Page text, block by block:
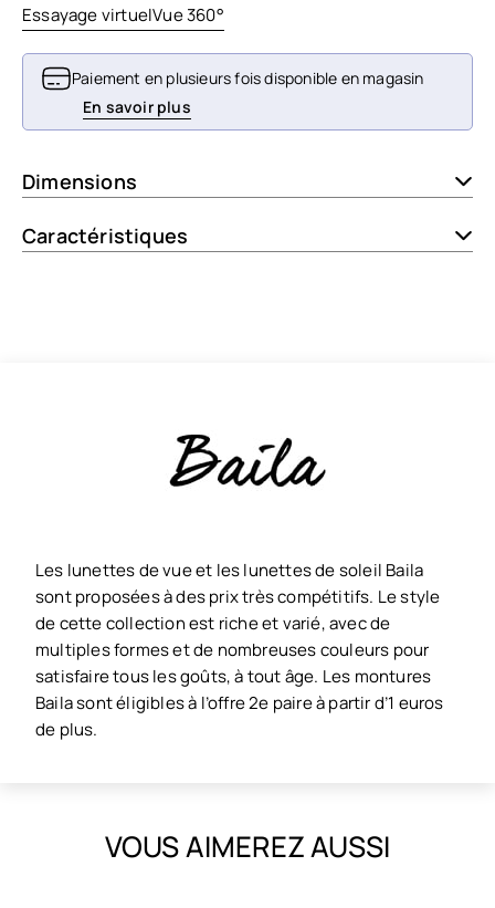
Essayage virtuelVue 360°
Paiement en plusieurs fois disponible en magasin
En savoir plus
Dimensions
Caractéristiques
Les lunettes de vue et les lunettes de soleil Baila
sont proposées à des prix très compétitifs. Le style
de cette collection est riche et varié, avec de
multiples formes et de nombreuses couleurs pour
satisfaire tous les goûts, à tout âge. Les montures
Baila sont éligibles à l’offre 2e paire à partir d’1 euros
de plus.
VOUS AIMEREZ AUSSI